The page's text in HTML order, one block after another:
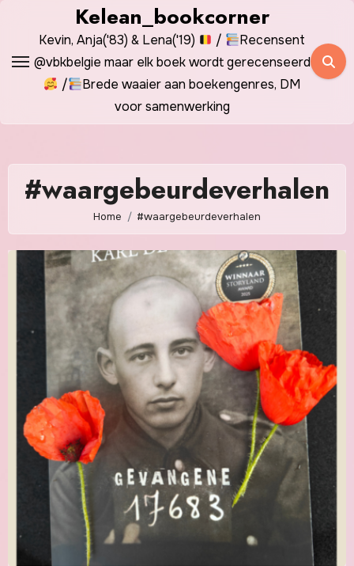
de
Kelean_bookcorner
Kevin, Anja('83) & Lena('19) /
Recensent
@vbkbelgie maar elk boek wordt gerecenseerd
/
Brede waaier aan boekengenres, DM
voor samenwerking
#waargebeurdeverhalen
Home #waargebeurdeverhalen